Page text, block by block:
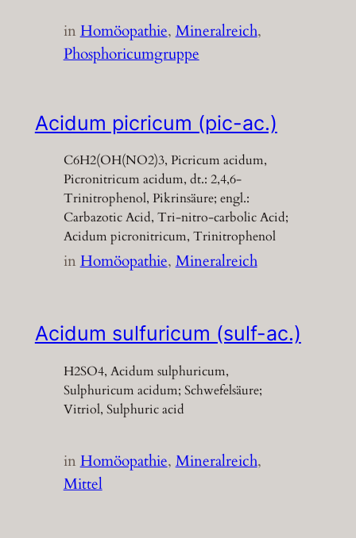
inHomöopathie, Mineralreich
Phosphoricumgruppe
Acidum picricum (pic-ac.)
C6H2(OH(NO2)3, Picricum acidum,
Picronitricum acidum, dt.: 2,4,6-
Trinitrophenol, Pikrinsäure; engl.:
Carbazotic Acid, Tri-nitro-carbolic Acid;
Acidum picronitricum, Trinitrophenol
inHomöopathie, Mineralreich
Acidum sulfuricum (sulf-ac.)
H2SO4, Acidum sulphuricum,
Sulphuricum acidum; Schwefelsäure;
Vitriol, Sulphuric acid
inHomöopathie, Mineralreich
Mittel